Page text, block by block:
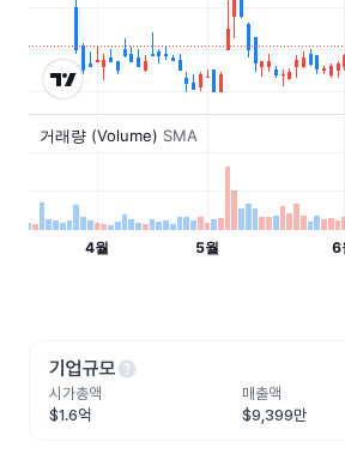
기업규모help
시가총액
$1.6억
매출액
$9,399만